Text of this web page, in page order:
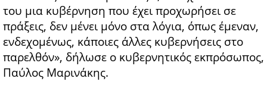
του μια κυβέρνηση που έχει προχωρήσει σε
πράξεις, δεν μένει μόνο στα λόγια, όπως έμεναν,
ενδεχομένως, κάποιες άλλες κυβερνήσεις στο
παρελθόν», δήλωσε ο κυβερνητικός εκπρόσωπος,
Παύλος Μαρινάκης.